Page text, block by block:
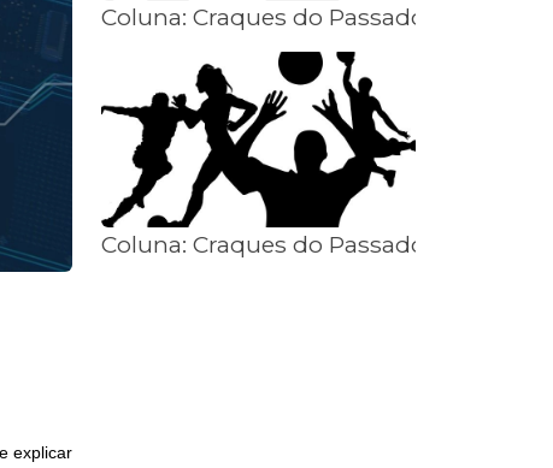
explicar
Coluna: Craques do Passado com Vitor
Coluna: Craques do Passado com Vitor